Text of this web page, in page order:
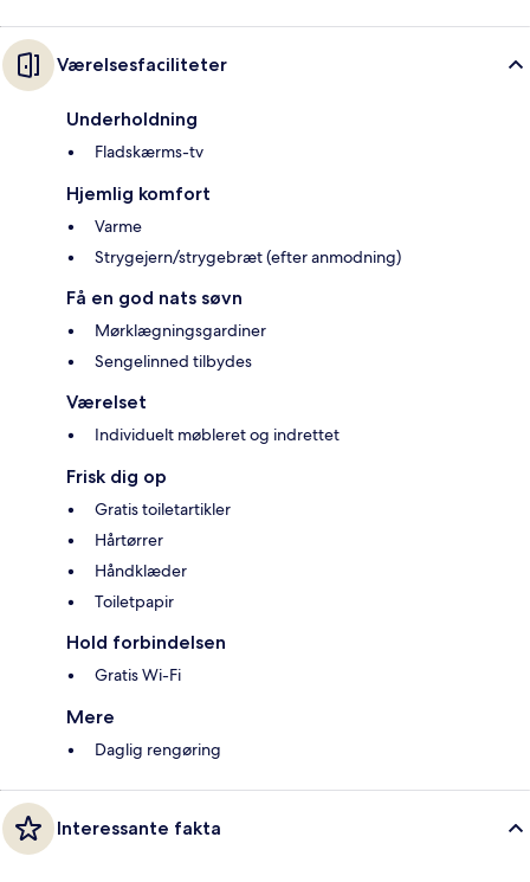
Værelsesfaciliteter
Underholdning
Fladskærms-tv
Hjemlig komfort
Varme
Strygejern/strygebræt (efter anmodning)
Få en god nats søvn
Mørklægningsgardiner
Sengelinned tilbydes
Værelset
Individuelt møbleret og indrettet
Frisk dig op
Gratis toiletartikler
Hårtørrer
Håndklæder
Toiletpapir
Hold forbindelsen
Gratis Wi-Fi
Mere
Daglig rengøring
Interessante fakta